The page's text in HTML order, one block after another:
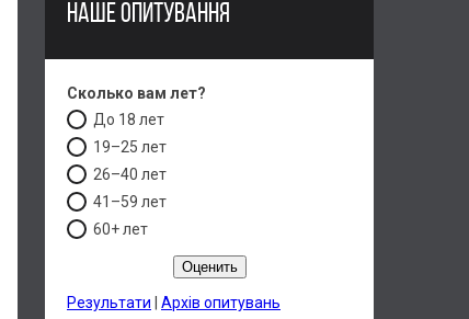
НАШЕ ОПИТУВАННЯ
Сколько вам лет?
До 18 лет
19–25 лет
26–40 лет
41–59 лет
60+ лет
Результати
Архів опитувань